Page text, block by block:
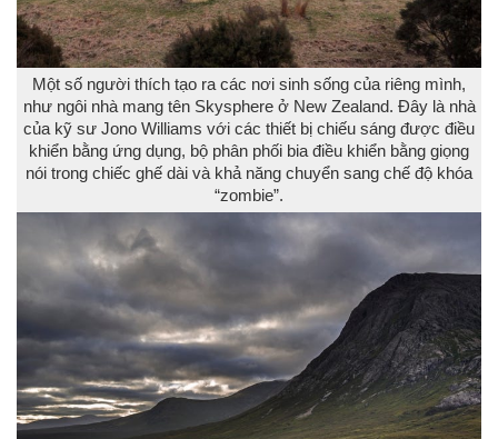
Một số người thích tạo ra các nơi sinh sống của riêng mình,
như ngôi nhà mang tên Skysphere ở New Zealand. Đây là nhà
của kỹ sư Jono Williams với các thiết bị chiếu sáng được điều
khiển bằng ứng dụng, bộ phân phối bia điều khiển bằng giọng
nói trong chiếc ghế dài và khả năng chuyển sang chế độ khóa
“zombie”.